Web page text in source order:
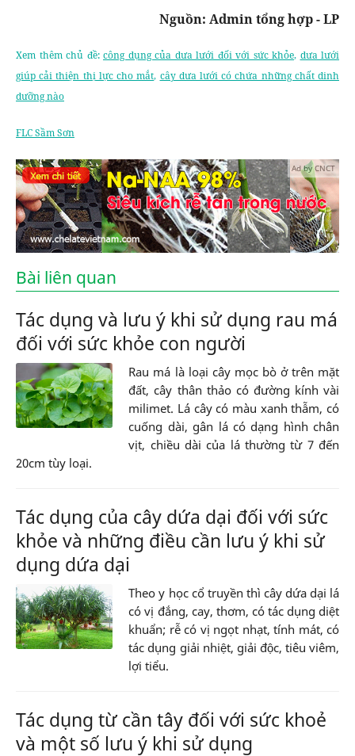
Nguồn: Admin tổng hợp - LP
Xem thêm chủ đề: công dụng của dưa lưới đối với sức khỏe, dưa lưới
giúp cải thiện thị lực cho mắt, cây dưa lưới có chứa những chất dinh
dưỡng nào
FLC Sầm Sơn
Ad by CNCT
Bài liên quan
Tác dụng và lưu ý khi sử dụng rau má
đối với sức khỏe con người
Rau má là loại cây mọc bò ở trên mặt
đất, cây thân thảo có đường kính vài
milimet. Lá cây có màu xanh thẫm, có
cuống dài, gân lá có dạng hình chân
vịt, chiều dài của lá thường từ 7 đến
20cm tùy loại.
Tác dụng của cây dứa dại đối với sức
khỏe và những điều cần lưu ý khi sử
dụng dứa dại
Theo y học cổ truyền thì cây dứa dại lá
có vị đắng, cay, thơm, có tác dụng diệt
khuẩn; rễ có vị ngọt nhạt, tính mát, có
tác dụng giải nhiệt, giải độc, tiêu viêm,
lợi tiểu.
Tác dụng từ cần tây đối với sức khoẻ
và một số lưu ý khi sử dụng